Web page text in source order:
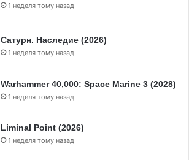
1 неделя тому назад
Сатурн. Наследие (2026)
1 неделя тому назад
Warhammer 40,000: Space Marine 3 (2028)
1 неделя тому назад
Liminal Point (2026)
1 неделя тому назад